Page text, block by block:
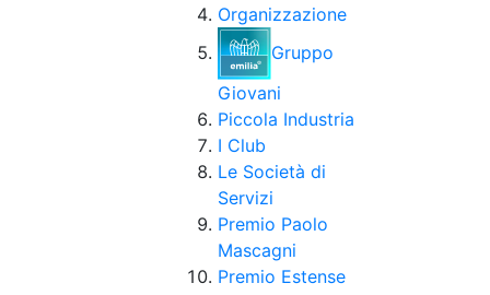
Organizzazione
Gruppo
Giovani
Piccola Industria
I Club
Le Società di
Servizi
Premio Paolo
Mascagni
Premio Estense